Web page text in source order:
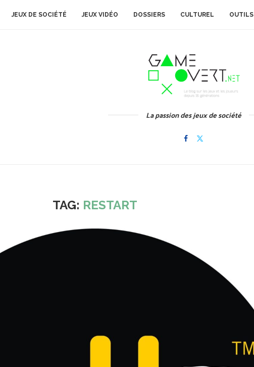
JEUX DE SOCIÉTÉ JEUX VIDÉO DOSSIERS CULTUREL OUTILS
La passion des jeux de société
TAG: RESTART